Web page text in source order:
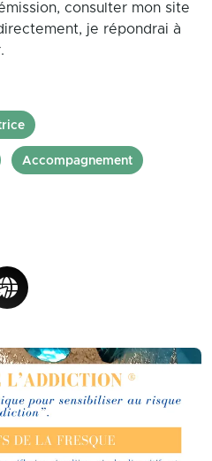
consulter mon site
je répondrai à
Accompagnement